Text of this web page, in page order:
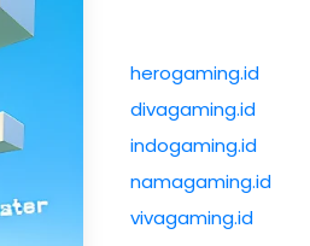
herogaming.id
divagaming.id
indogaming.id
namagaming.id
vivagaming.id